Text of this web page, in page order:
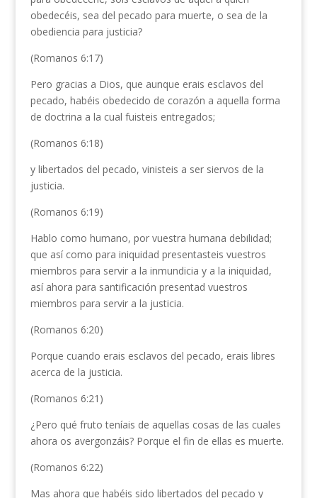
obedecéis, sea del pecado para muerte, o sea de la
obediencia para justicia?
(Romanos 6:17)
Pero gracias a Dios, que aunque erais esclavos del
pecado, habéis obedecido de corazón a aquella forma
de doctrina a la cual fuisteis entregados;
(Romanos 6:18)
y libertados del pecado, vinisteis a ser siervos de la
justicia.
(Romanos 6:19)
Hablo como humano, por vuestra humana debilidad;
que así como para iniquidad presentasteis vuestros
miembros para servir a la inmundicia y a la iniquidad,
así ahora para santificación presentad vuestros
miembros para servir a la justicia.
(Romanos 6:20)
Porque cuando erais esclavos del pecado, erais libres
acerca de la justicia.
(Romanos 6:21)
¿Pero qué fruto teníais de aquellas cosas de las cuales
ahora os avergonzáis? Porque el fin de ellas es muerte.
(Romanos 6:22)
Mas ahora que habéis sido libertados del pecado y